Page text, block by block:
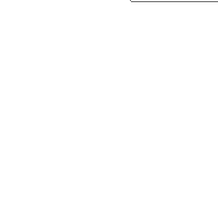
para pizzas,